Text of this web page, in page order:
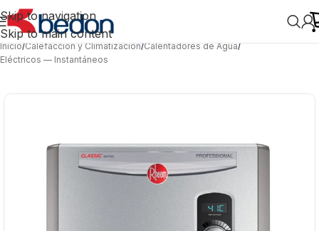
Skip to navigation
Skip to main content
Inicio/Calefacción y Climatización/Calentadores de Agua/
Eléctricos — Instantáneos